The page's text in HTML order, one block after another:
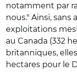
notamment par
nous." Ainsi, sans
exploitations
au Canada (332
britanniques,
hectares pour le